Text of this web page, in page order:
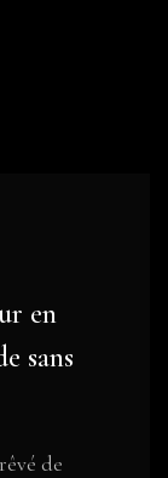
en
sans
de